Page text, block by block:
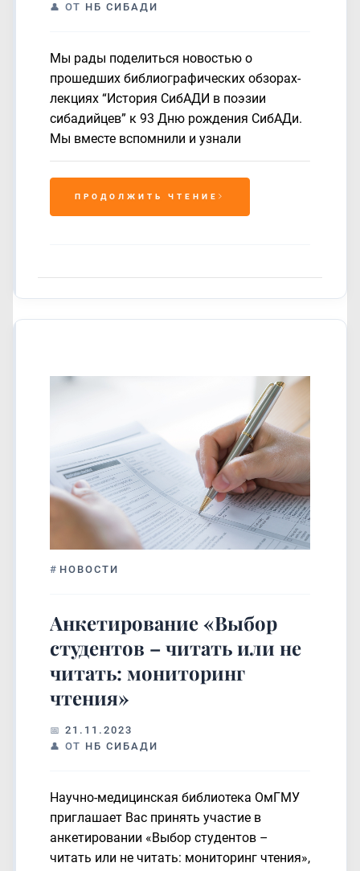
ОТ НБ СИБАДИ
Мы рады поделиться новостью о
прошедших библиографических обзорах-
лекциях “История СибАДИ в поэзии
сибадийцев” к 93 Дню рождения СибАДи.
Мы вместе вспомнили и узнали
ПРОДОЛЖИТЬ ЧТЕНИЕ
# НОВОСТИ
Анкетирование «Выбор
студентов – читать или не
читать: мониторинг
чтения»
21.11.2023
ОТ НБ СИБАДИ
Научно-медицинская библиотека ОмГМУ
приглашает Вас принять участие в
анкетировании «Выбор студентов –
читать или не читать: мониторинг чтения»,